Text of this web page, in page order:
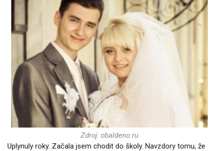
Zdroj: obaldeno.ru
Uplynuly roky. Začala jsem chodit do školy. Navzdory tomu, že